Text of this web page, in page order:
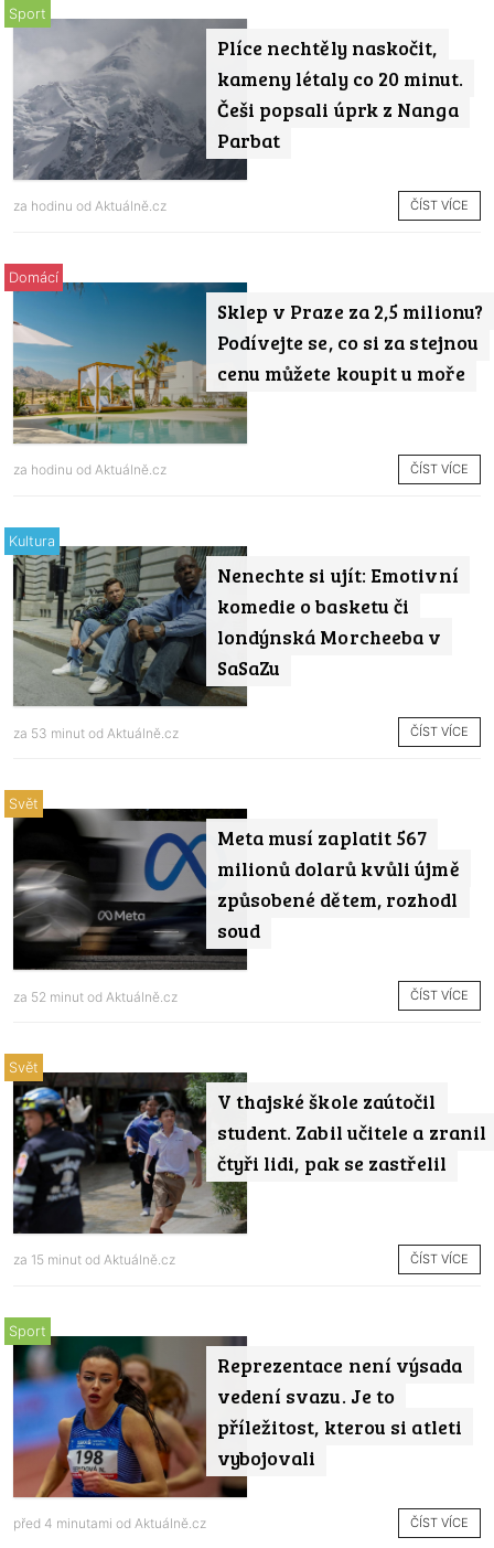
Plíce nechtěly naskočit,
kameny létaly co 20 minut.
Češi popsali úprk z Nanga
Parbat
Sport
za hodinu od Aktuálně.cz ČÍST VÍCE
Sklep v Praze za 2,5 milionu?
Podívejte se, co si za stejnou
cenu můžete koupit u moře
Domácí
za hodinu od Aktuálně.cz ČÍST VÍCE
Nenechte si ujít: Emotivní
komedie o basketu či
londýnská Morcheeba v
SaSaZu
Kultura
za 53 minut od Aktuálně.cz ČÍST VÍCE
Meta musí zaplatit 567
milionů dolarů kvůli újmě
způsobené dětem, rozhodl
soud
Svět
za 52 minut od Aktuálně.cz ČÍST VÍCE
V thajské škole zaútočil
student. Zabil učitele a zranil
čtyři lidi, pak se zastřelil
Svět
za 15 minut od Aktuálně.cz ČÍST VÍCE
Reprezentace není výsada
vedení svazu. Je to
příležitost, kterou si atleti
vybojovali
Sport
před 4 minutami od Aktuálně.cz ČÍST VÍCE